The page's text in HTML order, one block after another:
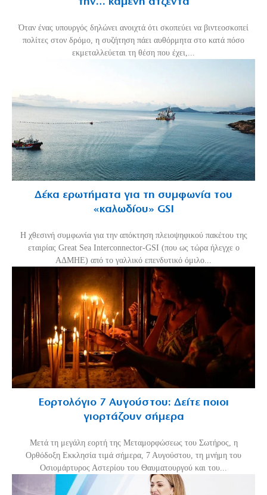
την… καμένη ατζέντα
Όταν ένας υπουργός δηλώνει ανοιχτά ότι σκοπεύει να βιντεοσκοπεί
πολίτες στον δρόμο, η συζήτηση πάει αυθόρμητα στο κατά πόσο
εκμεταλλεύεται τη θέση που έχει,...
Δέκα ερωτήματα για τη συμφωνία του
«καλωδίου» GSI
Η χθεσινή συμφωνία για την απόκτηση πλειοψηφικού πακέτου της
εταιρίας Great Sea Interconnector-GSI (που ως τώρα ήλεγχε ο
ΑΔΜΗΕ) από το γαλλικό επενδυτικό όμιλο...
Εορτολόγιο 7 Αυγούστου: Δείτε ποιοι
γιορτάζουν σήμερα
Μετά τη μεγάλη εορτή της Μεταμορφώσεως του Σωτήρος, η
Ορθόδοξη Εκκλησία τιμά σήμερα, 7 Αυγούστου, τη μνήμη του
Οσιομάρτυρος Αστερίου του Θαυματουργού και του...